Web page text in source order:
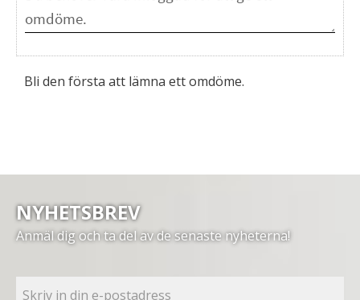
Bli den första att lämna ett omdöme.
NYHETSBREV
Anmäl dig och ta del av de senaste nyheterna!